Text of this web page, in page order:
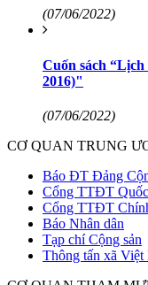
(07/06/2022)
Cuốn sách
2016)"
(07/06/2022)
CƠ QUAN TRUNG
Báo ĐT Đảng
Cổng TTĐT
Cổng TTĐT
Báo Nhân dân
Tạp chí Cộng sản
Thông tấn xã